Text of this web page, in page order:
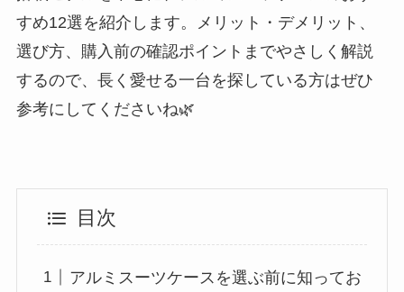
すめ12選を紹介します。メリット・デメリット、
選び方、購入前の確認ポイントまでやさしく解説
するので、長く愛せる一台を探している方はぜひ
参考にしてくださいね🌿
目次
アルミスーツケースを選ぶ前に知ってお